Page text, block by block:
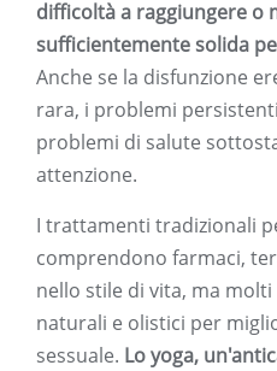
difficoltà a raggiungere o
sufficientemente solida
Anche se la disfunzione
rara, i problemi
problemi di salute
attenzione.
I trattamenti tradizionali
comprendono farmaci,
nello stile di vita, ma
naturali e olistici per
sessuale. Lo yoga,